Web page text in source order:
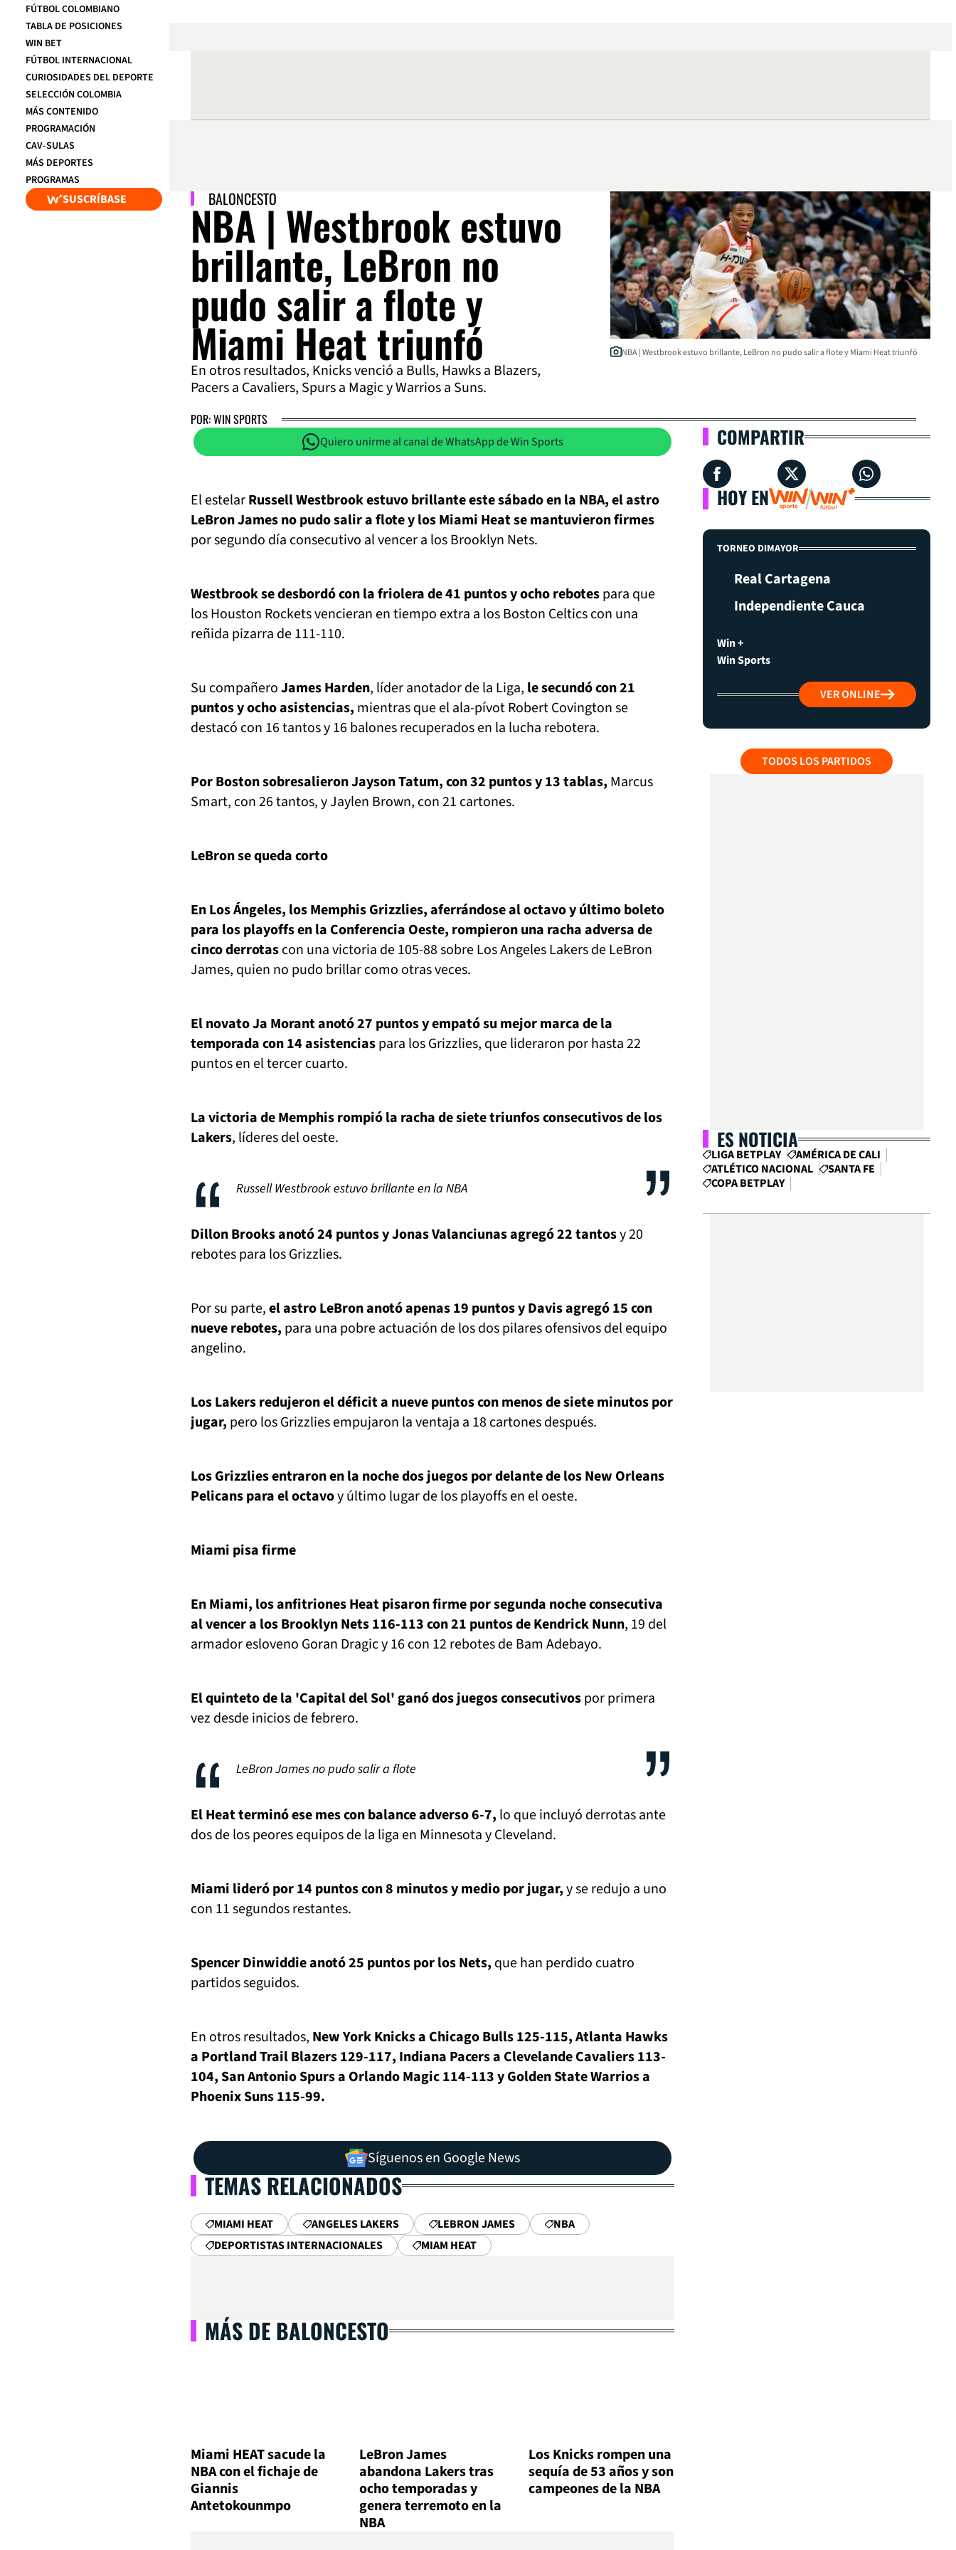
FÚTBOL COLOMBIANO
TABLA DE POSICIONES
WIN BET
FÚTBOL INTERNACIONAL
CURIOSIDADES DEL DEPORTE
SELECCIÓN COLOMBIA
MÁS CONTENIDO
PROGRAMACIÓN
CAV-SULAS
MÁS DEPORTES
PROGRAMAS
SUSCRÍBASE BALONCESTO
NBA | Westbrook estuvo
brillante, LeBron no
pudo salir a flote y
Miami Heat triunfó
En otros resultados, Knicks venció a Bulls, Hawks a Blazers,
Pacers a Cavaliers, Spurs a Magic y Warrios a Suns.
NBA | Westbrook estuvo brillante, LeBron no pudo salir a flote y Miami Heat triunfó
POR: WIN SPORTS
Quiero unirme al canal de WhatsApp de Win Sports
El estelarRussell Westbrook estuvo brillante este sábado en la NBA, el astro
LeBron James no pudo salir a flote y los Miami Heat se mantuvieron firmes
por segundo día consecutivo al vencer a los Brooklyn Nets.
Westbrook se desbordó con la friolera de 41 puntos y ocho rebotespara que
los Houston Rockets vencieran en tiempo extra a los Boston Celtics con una
reñida pizarra de 111-110.
Su compañeroJames Harden, líder anotador de la Liga, le secundó con 21
puntos y ocho asistencias, mientras que el ala-pívot Robert Covington se
destacó con 16 tantos y 16 balones recuperados en la lucha rebotera.
Por Boston sobresalieron Jayson Tatum, con 32 puntos y 13 tablas, Marcus
Smart, con 26 tantos, y Jaylen Brown, con 21 cartones.
LeBron se queda corto
En Los Ángeles, los Memphis Grizzlies, aferrándose al octavo y último boleto
para los playoffs en la Conferencia Oeste, rompieron una racha adversa de
cinco derrotascon una victoria de 105-88 sobre Los Angeles Lakers de LeBron
James, quien no pudo brillar como otras veces.
El novato Ja Morant anotó 27 puntos y empató su mejor marca de la
temporada con 14 asistenciaspara los Grizzlies, que lideraron por hasta 22
puntos en el tercer cuarto.
La victoria de Memphis rompió la racha de siete triunfos consecutivos de los
Lakers, líderes del oeste.
Russell Westbrook estuvo brillante en la NBA
Dillon Brooks anotó 24 puntos y Jonas Valanciunas agregó 22 tantosy 20
rebotes para los Grizzlies.
Por su parte,el astro LeBron anotó apenas 19 puntos y Davis agregó 15 con
nueve rebotes, para una pobre actuación de los dos pilares ofensivos del equipo
angelino.
Los Lakers redujeron el déficit a nueve puntos con menos de siete minutos por
jugar, pero los Grizzlies empujaron la ventaja a 18 cartones después.
Los Grizzlies entraron en la noche dos juegos por delante de los New Orleans
Pelicans para el octavoy último lugar de los playoffs en el oeste.
Miami pisa firme
En Miami, los anfitriones Heat pisaron firme por segunda noche consecutiva
al vencer a los Brooklyn Nets 116-113 con 21 puntos de Kendrick Nunn, 19 del
armador esloveno Goran Dragic y 16 con 12 rebotes de Bam Adebayo.
El quinteto de la 'Capital del Sol' ganó dos juegos consecutivospor primera
vez desde inicios de febrero.
LeBron James no pudo salir a flote
El Heat terminó ese mes con balance adverso 6-7, lo que incluyó derrotas ante
dos de los peores equipos de la liga en Minnesota y Cleveland.
Miami lideró por 14 puntos con 8 minutos y medio por jugar,y se redujo a uno
con 11 segundos restantes.
Spencer Dinwiddie anotó 25 puntos por los Nets, que han perdido cuatro
partidos seguidos.
En otros resultados, New York Knicks a Chicago Bulls 125-115, Atlanta Hawks
a Portland Trail Blazers 129-117, Indiana Pacers a Clevelande Cavaliers 113-
104, San Antonio Spurs a Orlando Magic 114-113 y Golden State Warrios a
Phoenix Suns 115-99.
Síguenos en Google News
TEMAS RELACIONADOS
MIAMI HEAT ANGELES LAKERS LEBRON JAMES
NBA
DEPORTISTAS INTERNACIONALES
MIAM HEAT
MÁS DE BALONCESTO
Miami HEAT sacude la
NBA con el fichaje de
Giannis
Antetokounmpo
LeBron James
abandona Lakers tras
ocho temporadas y
genera terremoto en la
NBA
Los Knicks rompen una
sequía de 53 años y son
campeones de la NBA
COMPARTIR
HOY EN
TORNEO DIMAYOR
Real Cartagena
Independiente Cauca
Win +
Win Sports
VER ONLINE
TODOS LOS PARTIDOS
ES NOTICIA
LIGA BETPLAY
AMÉRICA DE CALI
ATLÉTICO NACIONAL
SANTA FE
COPA BETPLAY